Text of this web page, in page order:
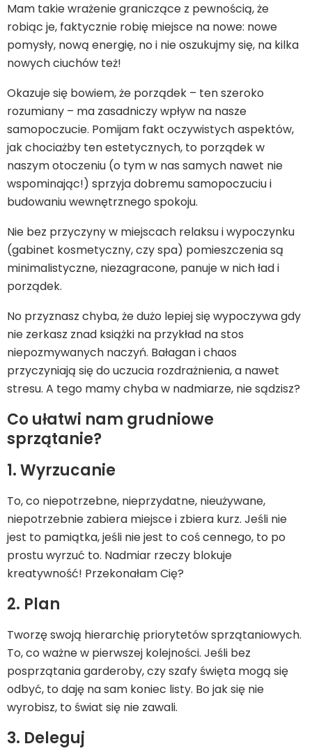
Mam takie wrażenie graniczące z pewnością, że
robiąc je, faktycznie robię miejsce na nowe: nowe
pomysły, nową energię, no i nie oszukujmy się, na kilka
nowych ciuchów też!
Okazuje się bowiem, że porządek – ten szeroko
rozumiany – ma zasadniczy wpływ na nasze
samopoczucie. Pomijam fakt oczywistych aspektów,
jak chociażby ten estetycznych, to porządek w
naszym otoczeniu (o tym w nas samych nawet nie
wspominając!) sprzyja dobremu samopoczuciu i
budowaniu wewnętrznego spokoju.
Nie bez przyczyny w miejscach relaksu i wypoczynku
(gabinet kosmetyczny, czy spa) pomieszczenia są
minimalistyczne, niezagracone, panuje w nich ład i
porządek.
No przyznasz chyba, że dużo lepiej się wypoczywa gdy
nie zerkasz znad książki na przykład na stos
niepozmywanych naczyń. Bałagan i chaos
przyczyniają się do uczucia rozdrażnienia, a nawet
stresu. A tego mamy chyba w nadmiarze, nie sądzisz?
Co ułatwi nam grudniowe
sprzątanie?
1. Wyrzucanie
To, co niepotrzebne, nieprzydatne, nieużywane,
niepotrzebnie zabiera miejsce i zbiera kurz. Jeśli nie
jest to pamiątka, jeśli nie jest to coś cennego, to po
prostu wyrzuć to. Nadmiar rzeczy blokuje
kreatywność! Przekonałam Cię?
2. Plan
Tworzę swoją hierarchię priorytetów sprzątaniowych.
To, co ważne w pierwszej kolejności. Jeśli bez
posprzątania garderoby, czy szafy święta mogą się
odbyć, to daję na sam koniec listy. Bo jak się nie
wyrobisz, to świat się nie zawali.
3. Deleguj